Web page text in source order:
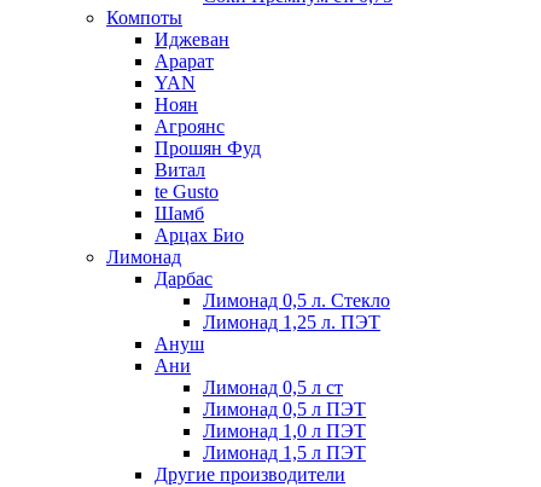
Компоты
Иджеван
Арарат
YAN
Ноян
Агроянс
Прошян Фуд
Витал
te Gusto
Шамб
Арцах Био
Лимонад
Дарбас
Лимонад 0,5 л. Стекло
Лимонад 1,25 л. ПЭТ
Ануш
Ани
Лимонад 0,5 л ст
Лимонад 0,5 л ПЭТ
Лимонад 1,0 л ПЭТ
Лимонад 1,5 л ПЭТ
Другие производители